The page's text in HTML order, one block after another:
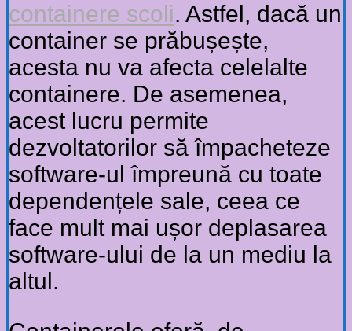
containere scoli. Astfel, dacă un
container se prăbușește,
acesta nu va afecta celelalte
containere. De asemenea,
acest lucru permite
dezvoltatorilor să împacheteze
software-ul împreună cu toate
dependențele sale, ceea ce
face mult mai ușor deplasarea
software-ului de la un mediu la
altul.